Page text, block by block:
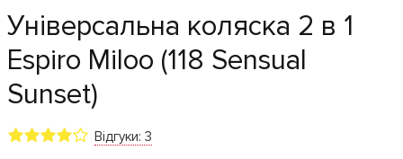
Універсальна коляска 2 в 1
Espiro Miloo (118 Sensual
Sunset)
Відгуки: 3